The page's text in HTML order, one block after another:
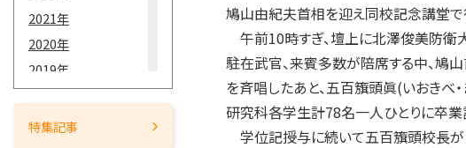
2021年
2020年
2019年
2018年
2017年
特集記事
鳩山由紀夫首相を迎え同校記念講堂で
午前10時すぎ、壇上に北澤俊美防衛
駐在武官、来賓多数が陪席する中、鳩
を斉唱したあと、五百籏頭眞(いおき
研究科各学生計78名一人ひとりに卒業
学位記授与に続いて五百籏頭校長が